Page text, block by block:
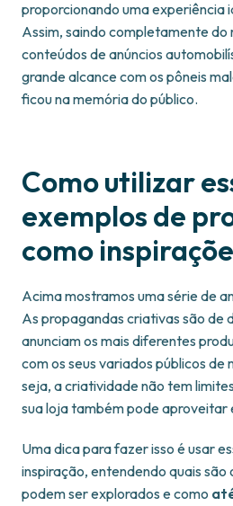
proporcionando uma experiência
Assim, saindo completamente
conteúdos de anúncios
grande alcance com os pôneis
ficou na memória do público.
Como utilizar
exemplos de
como
Acima mostramos uma série de
As propagandas criativas são de
anunciam os mais diferentes
com os seus variados públicos de
seja, a criatividade não tem
sua loja também pode aproveitar
Uma dica para fazer isso é usar
inspiração, entendendo quais são
podem ser explorados e como